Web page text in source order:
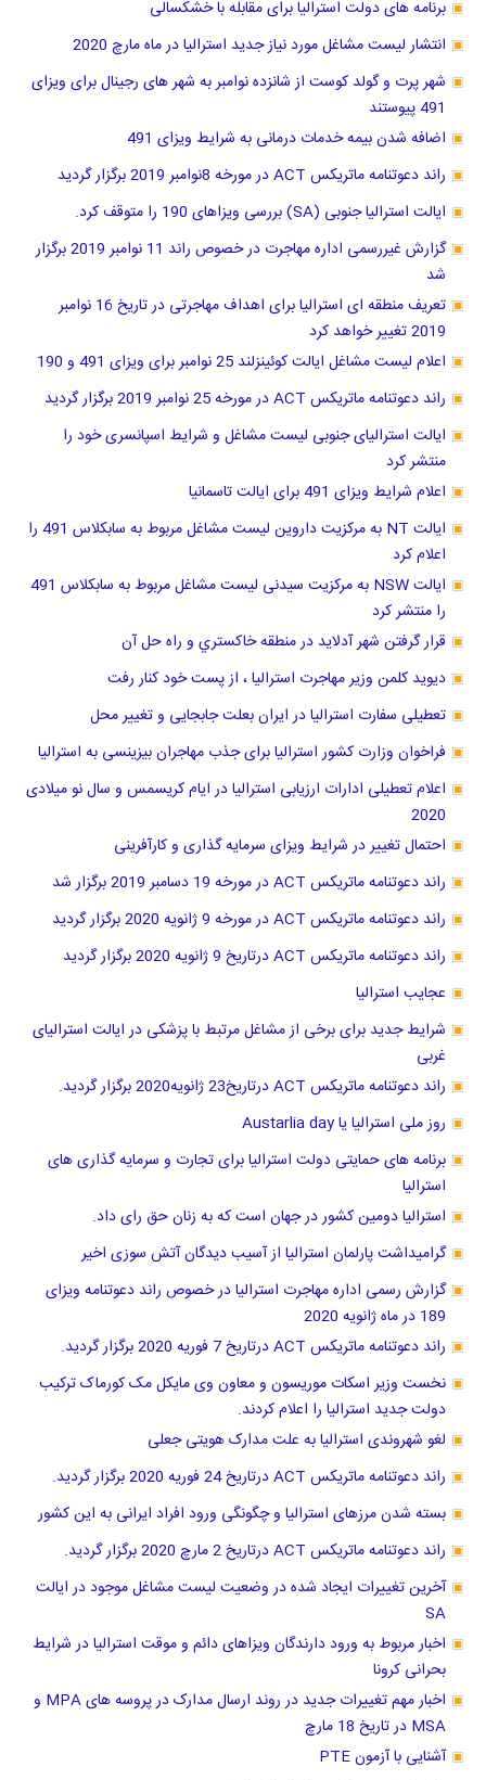
برنامه های دولت استرالیا برای مقابله با خشکسالی
انتشار لیست مشاغل مورد نیاز جدید استرالیا در ماه مارچ 2020
شهر پرت و گولد کوست از شانزده نوامبر به شهر های رجینال برای ویزای
491 پیوستند
اضافه شدن بیمه خدمات درمانی به شرایط ویزای 491
راند دعوتنامه ماتریکس ACT در مورخه 8نوامبر 2019 برگزار گردید
ایالت استرالیا جنوبی (SA) بررسی ویزاهای 190 را متوقف کرد.
گزارش غیررسمی اداره مهاجرت در خصوص راند 11 نوامبر 2019 برگزار
شد
تعریف منطقه ای استرالیا برای اهداف مهاجرتی در تاریخ 16 نوامبر
2019 تغییر خواهد کرد
اعلام لیست مشاغل ایالت کوئینزلند 25 نوامبر برای ویزای 491 و 190
راند دعوتنامه ماتریکس ACT در مورخه 25 نوامبر 2019 برگزار گردید
ایالت استرالیای جنوبی لیست مشاغل و شرایط اسپانسری خود را
منتشر کرد
اعلام شرایط ویزای 491 برای ایالت تاسمانیا
ایالت NT به مرکزیت داروین لیست مشاغل مربوط به سابکلاس 491 را
اعلام کرد
ایالت NSW به مرکزیت سیدنی لیست مشاغل مربوط به سابکلاس 491
را منتشر کرد
قرار گرفتن شهر آدلاید در منطقه خاكستري و راه حل آن
دیوید کلمن وزیر مهاجرت استرالیا ، از پست خود کنار رفت
تعطیلی سفارت استرالیا در ایران بعلت جابجایی و تغییر محل
فراخوان وزارت کشور استرالیا برای جذب مهاجران بیزینسی به استرالیا
اعلام تعطیلی ادارات ارزیابی استرالیا در ایام کریسمس و سال نو میلادی
2020
احتمال تغییر در شرایط ویزای سرمایه گذاری و کارآفرینی
راند دعوتنامه ماتریکس ACT در مورخه 19 دسامبر 2019 برگزار شد
راند دعوتنامه ماتریکس ACT در مورخه 9 ژانویه 2020 برگزار گردید
راند دعوتنامه ماتریکس ACT درتاریخ 9 ژانویه 2020 برگزار گردید
عجایب استرالیا
شرایط جدید برای برخی از مشاغل مرتبط با پزشکی در ایالت استرالیای
غربی
راند دعوتنامه ماتریکس ACT درتاریخ23 ژانویه2020 برگزار گردید.
روز ملی استرالیا یا Austarlia day
برنامه های حمایتی دولت استرالیا برای تجارت و سرمایه گذاری های
استرالیا
استرالیا دومین کشور در جهان است که به زنان حق رای داد.
گرامیداشت پارلمان استرالیا از آسیب دیدگان آتش سوزی اخیر
گزارش رسمی اداره مهاجرت استرالیا در خصوص راند دعوتنامه ویزای
189 در ماه ژانویه 2020
راند دعوتنامه ماتریکس ACT درتاریخ 7 فوریه 2020 برگزار گردید.
نخست وزیر اسکات موریسون و معاون وی مایکل مک کورماک ترکیب
دولت جدید استرالیا را اعلام کردند.
لغو شهروندی استرالیا به علت مدارک هویتی جعلی
راند دعوتنامه ماتریکس ACT درتاریخ 24 فوریه 2020 برگزار گردید.
بسته شدن مرزهای استرالیا و چگونگی ورود افراد ایرانی به این کشور
راند دعوتنامه ماتریکس ACT درتاریخ 2 مارچ 2020 برگزار گردید.
آخرین تغییرات ایجاد شده در وضعیت لیست مشاغل موجود در ایالت
SA
اخبار مربوط به ورود دارندگان ویزاهای دائم و موقت استرالیا در شرایط
بحرانی کرونا
اخبار مهم تغییرات جدید در روند ارسال مدارک در پروسه های MPA و
MSA در تاریخ 18 مارچ
آشنایی با آزمون PTE